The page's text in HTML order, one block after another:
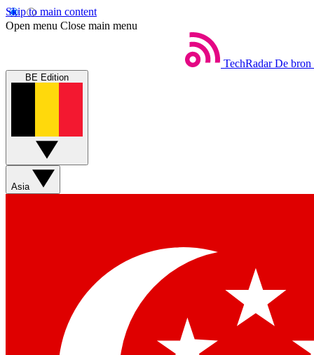
Skip to main content
Open menu Close main menu
TechRadar De bron
BE Edition
Asia